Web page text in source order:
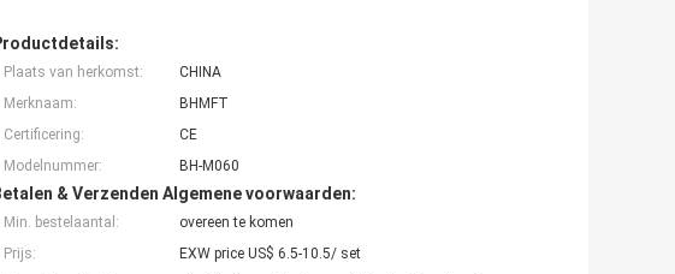
Plaats van herkomst:
CHINA
Merknaam:
BHMFT
Certificering:
CE
Modelnummer:
BH-M060
& Verzenden Algemene voorwaarden:
Min. bestelaantal:
overeen te komen
Prijs:
EXW price US$ 6.5-10.5/ set